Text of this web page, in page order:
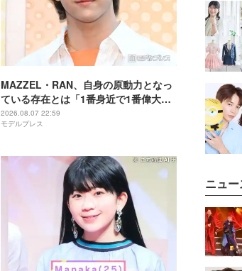
MAZZEL・RAN、自身の原動力となっ
ている存在とは「1番身近で1番偉大な
存在」
2026.08.07 22:59
モデルプレス
ニュ